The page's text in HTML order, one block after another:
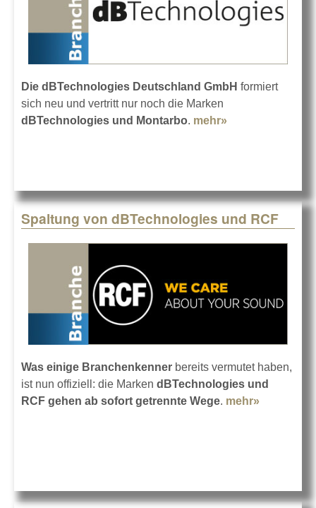
Die dBTechnologies Deutschland GmbH formiert
sich neu und vertritt nur noch die Marken
dBTechnologies und Montarbo. mehr»
Spaltung von dBTechnologies und RCF
Was einige Branchenkenner bereits vermutet haben,
ist nun offiziell: die Marken dBTechnologies und
RCF gehen ab sofort getrennte Wege. mehr»